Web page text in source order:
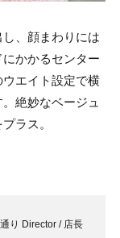
、顔まわりには
かかるセンター
エイト設定で横
絶妙なベージュ
ラス。
り Director / 店長